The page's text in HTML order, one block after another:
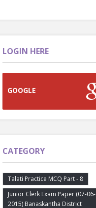
LOGIN HERE
GOOGLE
CATEGORY
Talati Practice MCQ Part - 8
Junior Clerk Exam Paper (07-06-
2015) Banaskantha District